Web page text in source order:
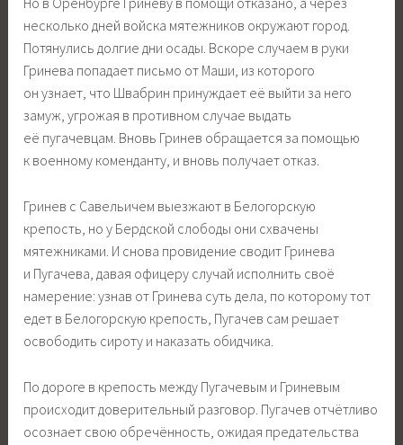
несколько дней войска мятежников окружают город.
Потянулись долгие дни осады. Вскоре случаем в руки
Гринева попадает письмо от Маши, из которого
он узнает, что Швабрин принуждает её выйти за него
замуж, угрожая в противном случае выдать
её пугачевцам. Вновь Гринев обращается за помощью
к военному коменданту, и вновь получает отказ.
Гринев с Савельичем выезжают в Белогорскую
крепость, но у Бердской слободы они схвачены
мятежниками. И снова провидение сводит Гринева
и Пугачева, давая офицеру случай исполнить своё
намерение: узнав от Гринева суть дела, по которому тот
едет в Белогорскую крепость, Пугачев сам решает
освободить сироту и наказать обидчика.
По дороге в крепость между Пугачевым и Гриневым
происходит доверительный разговор. Пугачев отчётливо
осознает свою обречённость, ожидая предательства